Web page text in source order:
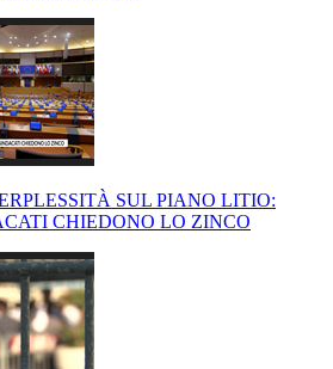
SUL PIANO LITIO:
CHIEDONO LO ZINCO